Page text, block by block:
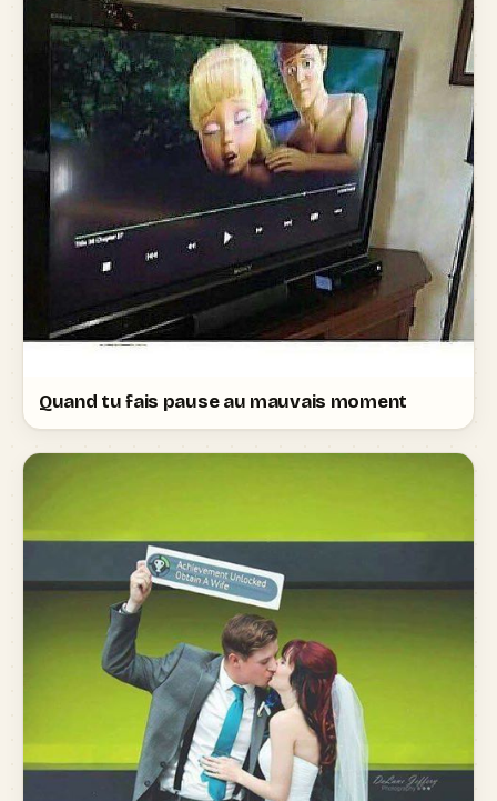
Quand tu fais pause au mauvais moment